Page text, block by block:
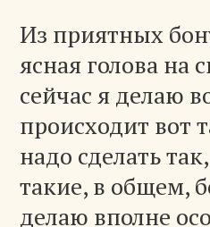
Из приятных
ясная голова на
сейчас я делаю
происходит вот
надо сделать
такие, в общем,
делаю вполне